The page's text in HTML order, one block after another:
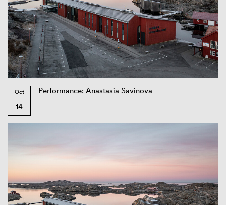
Oct
14
Performance: Anastasia Savinova